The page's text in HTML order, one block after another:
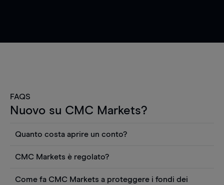
FAQS
Nuovo su CMC Markets?
Quanto costa aprire un conto?
Puoi anche visualizzare gratuitamente i prezzi e
utilizzare strumenti come grafici, notizie Reuters
CMC Markets è regolato?
Come fa CMC Markets a proteggere i fondi dei